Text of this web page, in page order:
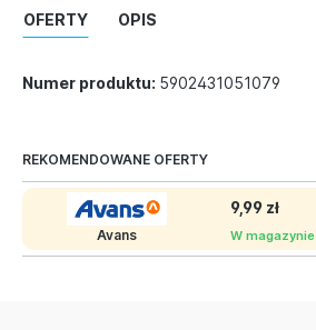
OFERTY OPIS
Numer produktu: 5902431051079
REKOMENDOWANE OFERTY
Avans
9,99 zł
W magazynie